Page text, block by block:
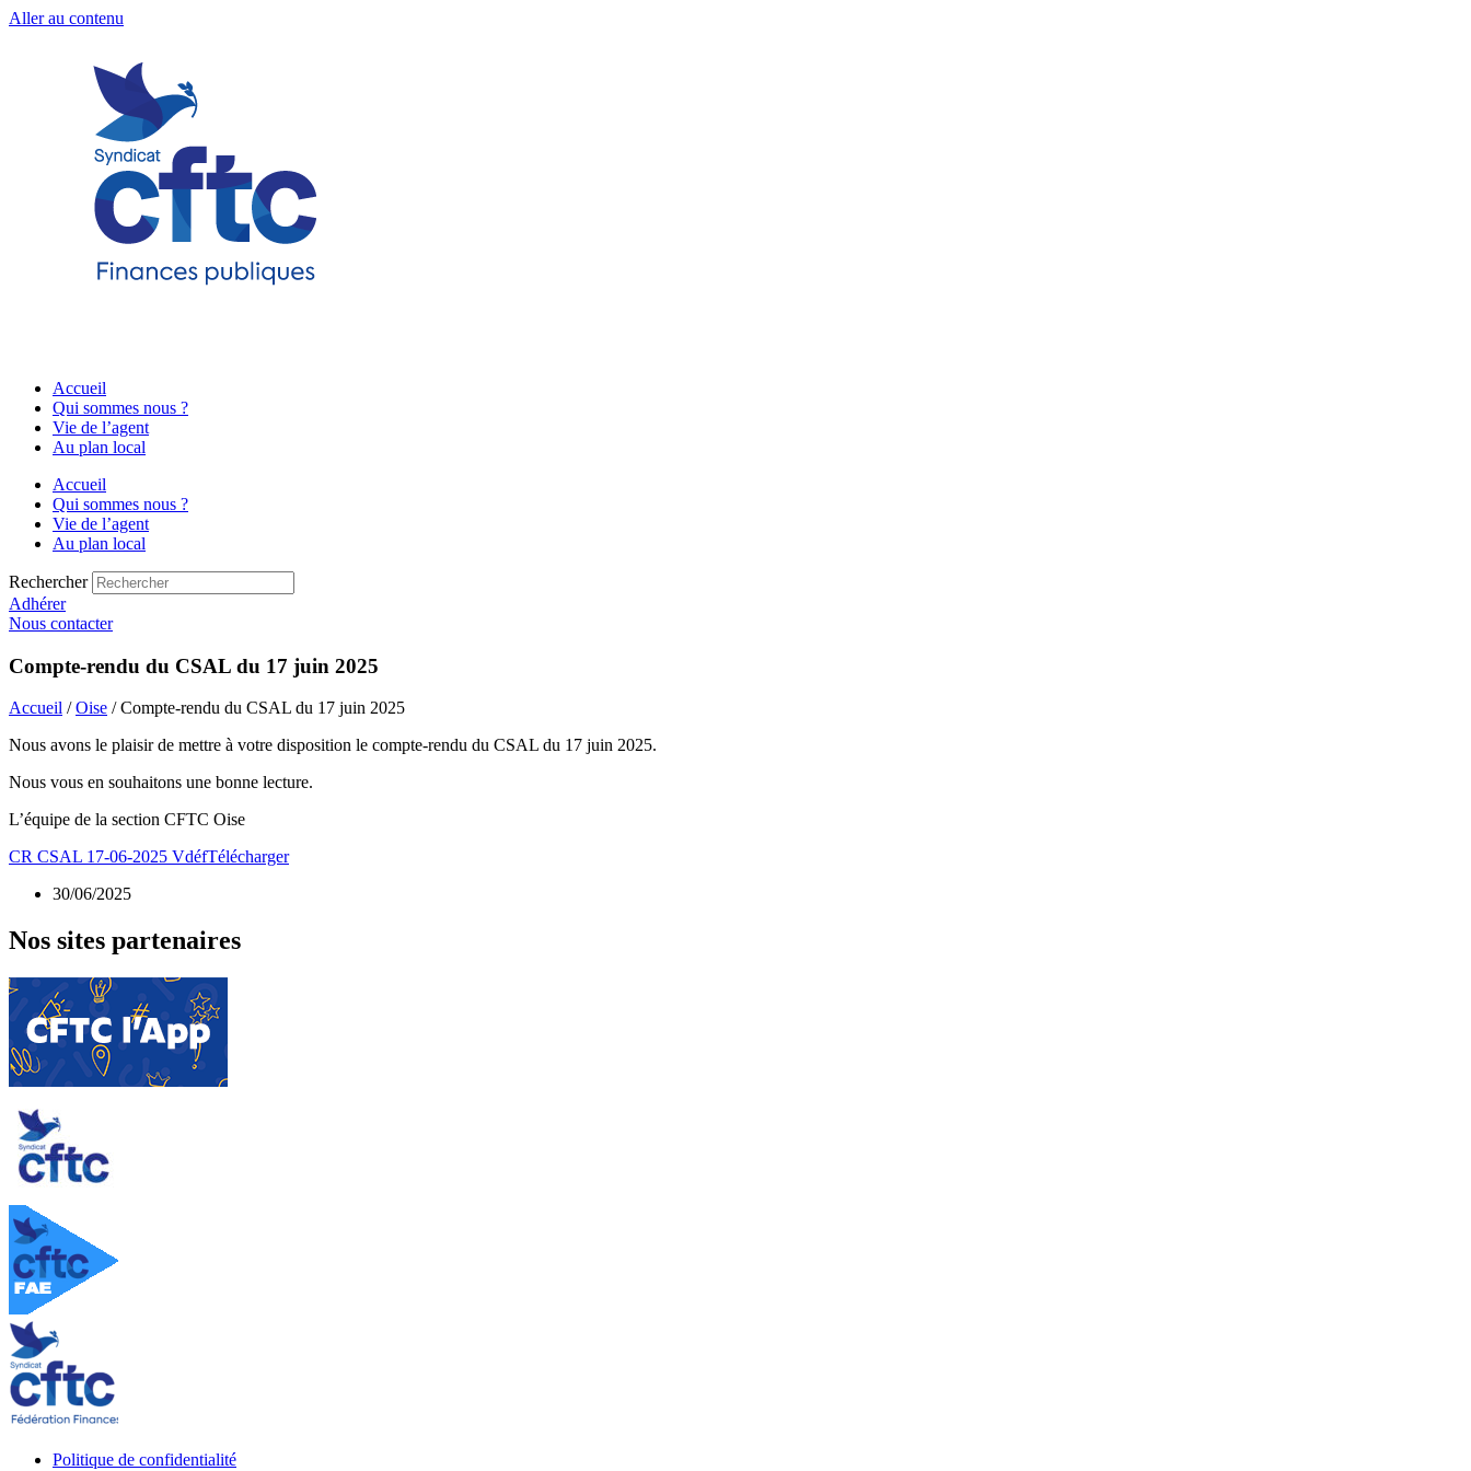
Aller au contenu
Accueil
Qui sommes nous ?
Vie de l’agent
Au plan local
Accueil
Qui sommes nous ?
Vie de l’agent
Au plan local
Rechercher
Adhérer
Nous contacter
Compte-rendu du CSAL du 17 juin 2025
Accueil /Oise / Compte-rendu du CSAL du 17 juin 2025
Nous avons le plaisir de mettre à votre disposition le compte-rendu du CSAL du 17 juin 2025.
Nous vous en souhaitons une bonne lecture.
L’équipe de la section CFTC Oise
CR CSAL 17-06-2025 VdéfTélécharger
30/06/2025
Nos sites partenaires
Politique de confidentialité